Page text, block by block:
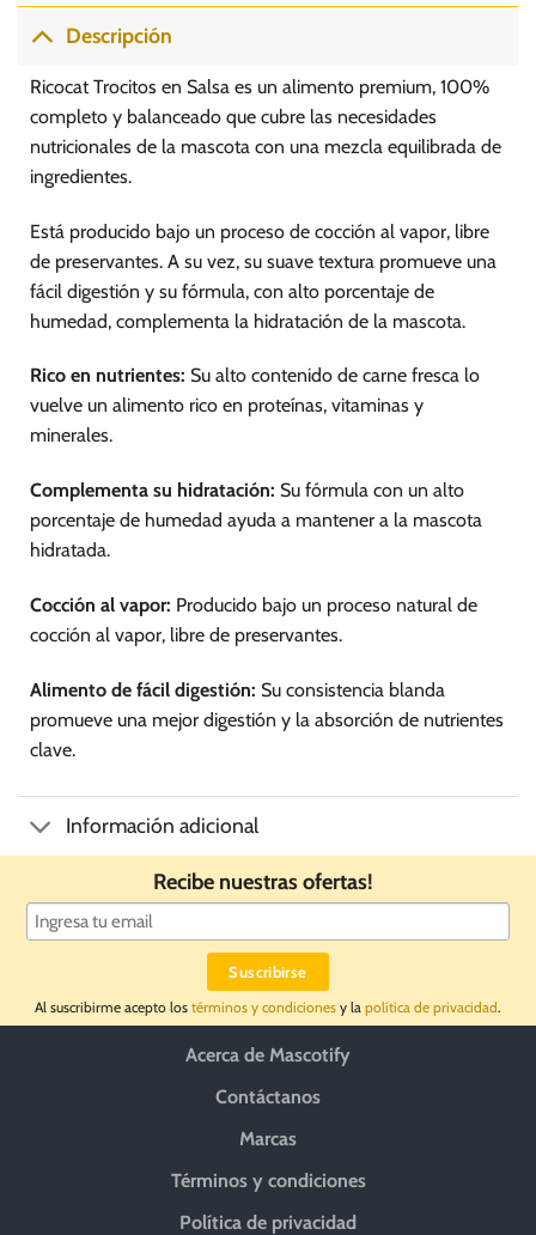
Descripción
Ricocat Trocitos en Salsa es un alimento premium, 100%
completo y balanceado que cubre las necesidades
nutricionales de la mascota con una mezcla equilibrada de
ingredientes.
Está producido bajo un proceso de cocción al vapor, libre
de preservantes. A su vez, su suave textura promueve una
fácil digestión y su fórmula, con alto porcentaje de
humedad, complementa la hidratación de la mascota.
Rico en nutrientes: Su alto contenido de carne fresca lo
vuelve un alimento rico en proteínas, vitaminas y
minerales.
Complementa su hidratación: Su fórmula con un alto
porcentaje de humedad ayuda a mantener a la mascota
hidratada.
Cocción al vapor: Producido bajo un proceso natural de
cocción al vapor, libre de preservantes.
Alimento de fácil digestión: Su consistencia blanda
promueve una mejor digestión y la absorción de nutrientes
clave.
Información adicional
Recibe nuestras ofertas!
Al suscribirme acepto los términos y condiciones y la política de privacidad.
Acerca de Mascotify
Contáctanos
Marcas
Términos y condiciones
Política de privacidad